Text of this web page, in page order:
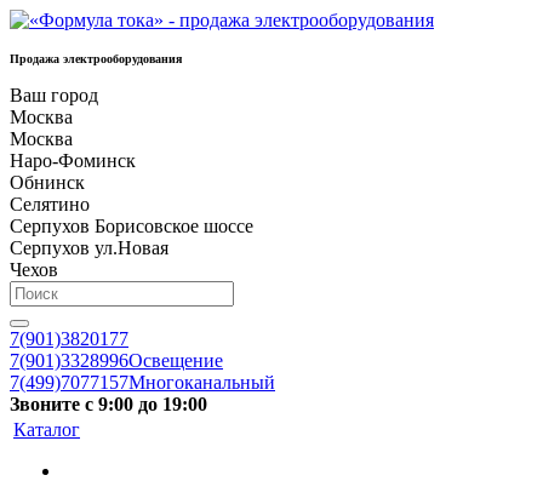
Продажа электрооборудования
Ваш город
Москва
Москва
Наро-Фоминск
Обнинск
Селятино
Серпухов Борисовское шоссе
Серпухов ул.Новая
Чехов
7(901)3820177
7(901)3328996Освещение
7(499)7077157Многоканальный
Звоните с 9:00 до 19:00
Каталог